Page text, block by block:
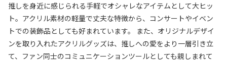
推しを身近に感じられる手軽でオシャレなアイテムとして大ヒッ
ト。アクリル素材の軽量で丈夫な特徴から、コンサートやイベン
トでの装飾品としても好まれています。 また、オリジナルデザイ
ンを取り入れたアクリルグッズは、推しへの愛をより一層引き立
て、ファン同士のコミュニケーションツールとしても親しまれて